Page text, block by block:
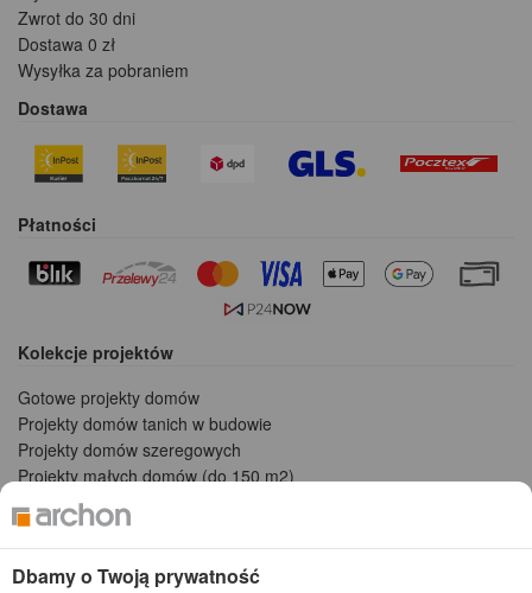
Zwrot do 30 dni
Dostawa 0 zł
Wysyłka za pobraniem
Dostawa
Płatności
Kolekcje projektów
Gotowe projekty domów
Projekty domów tanich w budowie
Projekty domów szeregowych
Projekty małych domów (do 150 m2)
Projekty domów wielorodzinnych
Projekty domów bliźniaczych
Projekty domów nowoczesnych
Projekty domów parterowych
Dbamy o Twoją prywatność